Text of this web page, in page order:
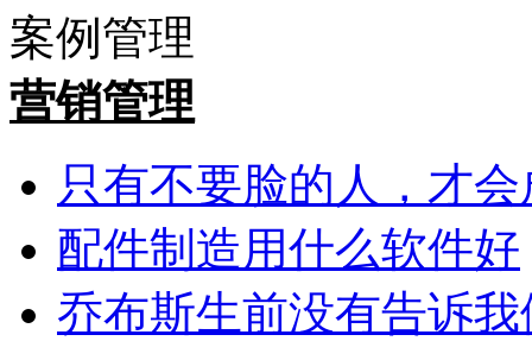
案例管理
营销管理
只有不要脸的人，才
配件制造用什么软件好
乔布斯生前没有告诉